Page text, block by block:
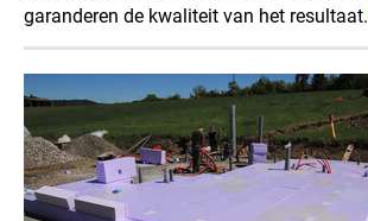
garanderen de kwaliteit van het resultaat.